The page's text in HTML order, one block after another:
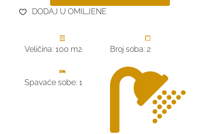
DODAJ U OMILJENE
Veličina: 100 m2 Broj soba: 2
Spavaće sobe: 1